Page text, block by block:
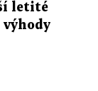
letité
výhody